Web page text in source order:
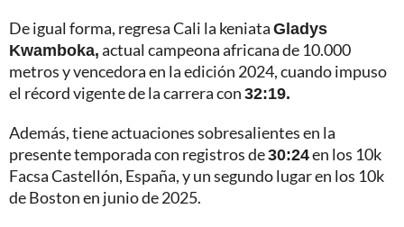
De igual forma, regresa Cali la keniataGladys
Kwamboka,actual campeona africana de 10.000
metros y vencedora en la edición 2024, cuando impuso
el récord vigente de la carrera con32:19.
Además, tiene actuaciones sobresalientes en la
presente temporada con registros de30:24en los 10k
Facsa Castellón, España, y un segundo lugar en los 10k
de Boston en junio de 2025.